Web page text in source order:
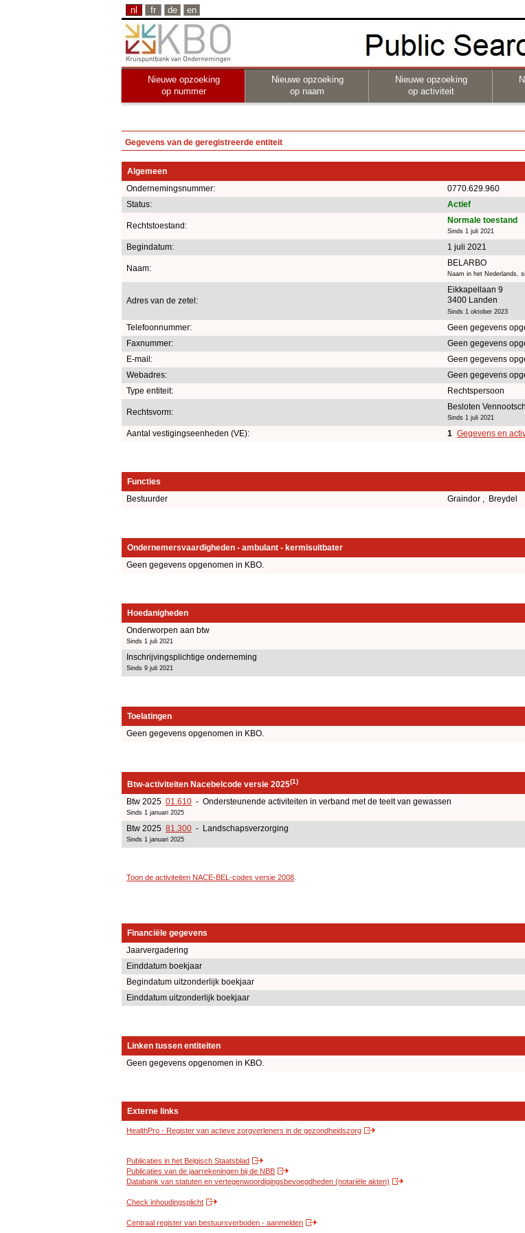
nl fr de en
Nieuwe opzoeking
op nummer
Nieuwe opzoeking
op naam
Nieuwe opzoeking
op activiteit
Gegevens van de geregistreerde entiteit
Algemeen
Ondernemingsnummer:
0770.629.960
Status:
Actief
Rechtstoestand:
Normale toestand
Sinds 1 juli 2021
Begindatum: 1 juli 2021
Naam:
BELARBO
Naam in het Nederlands,
Adres van de zetel:
Eikkapellaan 9
3400 Landen
Sinds 1 oktober 2023
Telefoonnummer:
Geen gegevens
Faxnummer:
Geen gegevens
E-mail:
Geen gegevens
Webadres:
Geen gegevens
Type entiteit:
Rechtspersoon
Rechtsvorm:
Besloten
Sinds 1 juli 2021
Aantal vestigingseenheden (VE): 1 Gegevens en
Functies
Bestuurder
Graindor , Breydel
Ondernemersvaardigheden - ambulant - kermisuitbater
Geen gegevens opgenomen in KBO.
Hoedanigheden
Onderworpen aan btw
Sinds 1 juli 2021
Inschrijvingsplichtige onderneming
Sinds 9 juli 2021
Toelatingen
Geen gegevens opgenomen in KBO.
Btw-activiteiten Nacebelcode versie 2025(1)
Btw 2025 01.610 - Ondersteunende activiteiten in verband met de teelt van gewassen
Sinds 1 januari 2025
Btw 2025 81.300 - Landschapsverzorging
Sinds 1 januari 2025
Toon de activiteiten NACE-BEL-codes versie 2008
Financiële gegevens
Jaarvergadering
Einddatum boekjaar
Begindatum uitzonderlijk boekjaar
Einddatum uitzonderlijk boekjaar
Linken tussen entiteiten
Geen gegevens opgenomen in KBO.
Externe links
HealthPro - Register van actieve zorgverleners in de gezondheidszorg
Publicaties in het Belgisch Staatsblad
Publicaties van de jaarrekeningen bij de NBB
Databank van statuten en vertegenwoordigingsbevoegdheden (notariële akten)
Check inhoudingsplicht
Centraal register van bestuursverboden - aanmelden